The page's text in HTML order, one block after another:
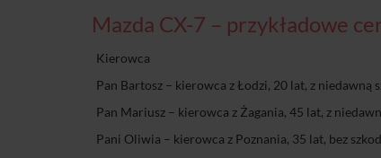
Mazda CX-7 – przykładowe
Kierowca
Pan Bartosz – kierowca z Łodzi, 20 lat, z niedawną
Pan Mariusz – kierowca z Żagania, 45 lat, z
Pani Oliwia – kierowca z Poznania, 35 lat, bez